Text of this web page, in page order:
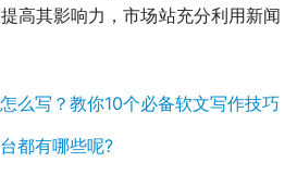
高其影响力，市场站充分利用新闻
么写？教你10个必备软文写作技巧
都有哪些呢?